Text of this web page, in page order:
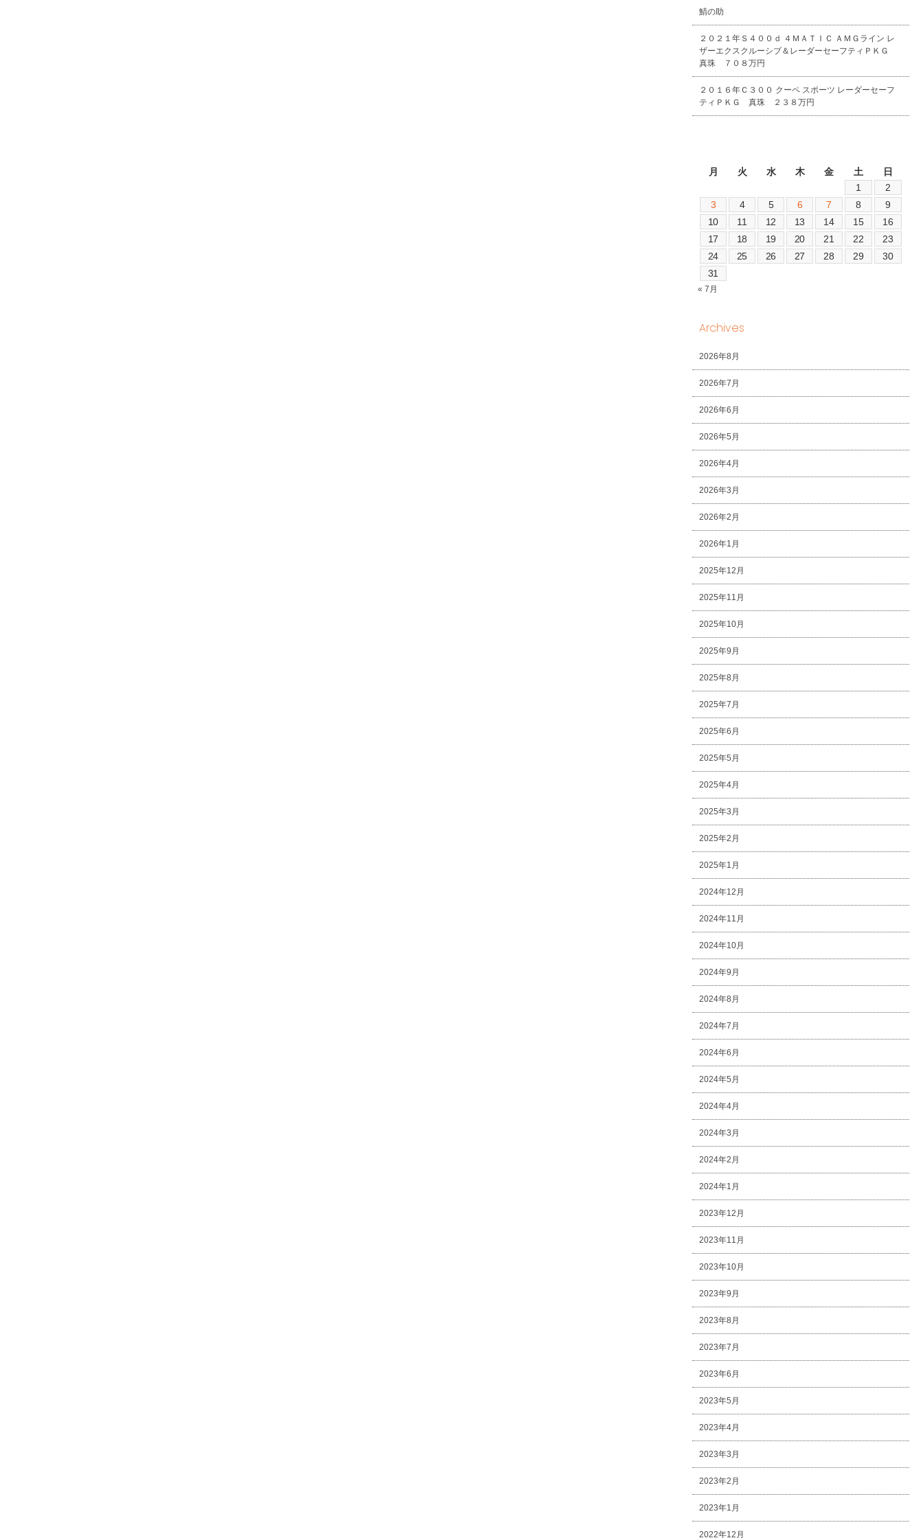
鯖の助
２０２１年Ｓ４００ｄ ４ＭＡＴＩＣ ＡＭＧライン レ
ザーエクスクルーシブ＆レーダーセーフティＰＫＧ
真珠 ７０８万円
２０１６年Ｃ３００ クーペ スポーツ レーダーセーフ
ティＰＫＧ 真珠 ２３８万円
月
火 水 木 金 土
日
1
2
3
4 5 6 7 8
9
10
11 12 13 14 15
16
17
18 19 20 21 22
23
24
25 26 27 28 29
30
31
« 7月
Archives
2026年8月
2026年7月
2026年6月
2026年5月
2026年4月
2026年3月
2026年2月
2026年1月
2025年12月
2025年11月
2025年10月
2025年9月
2025年8月
2025年7月
2025年6月
2025年5月
2025年4月
2025年3月
2025年2月
2025年1月
2024年12月
2024年11月
2024年10月
2024年9月
2024年8月
2024年7月
2024年6月
2024年5月
2024年4月
2024年3月
2024年2月
2024年1月
2023年12月
2023年11月
2023年10月
2023年9月
2023年8月
2023年7月
2023年6月
2023年5月
2023年4月
2023年3月
2023年2月
2023年1月
2022年12月